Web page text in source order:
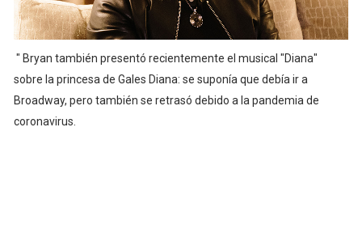
" Bryan también presentó recientemente el musical "Diana"
sobre la princesa de Gales Diana: se suponía que debía ir a
Broadway, pero también se retrasó debido a la pandemia de
coronavirus.